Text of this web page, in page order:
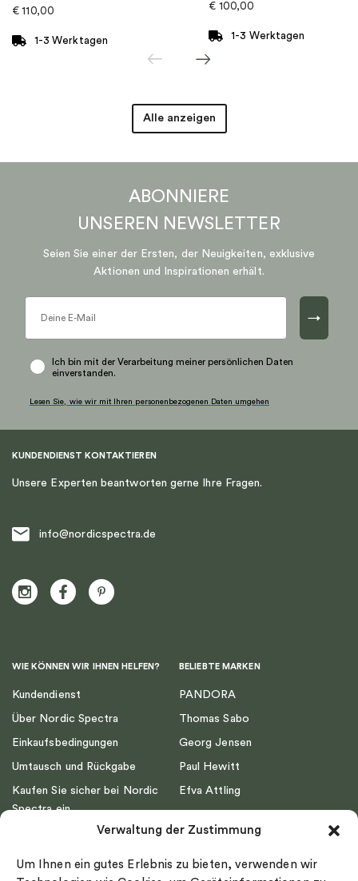
Verwaltung der Zustimmung
Um Ihnen ein gutes Erlebnis zu bieten, verwenden wir
€ 110,00
1-3 Werktagen
€ 100,00
1-3 Werktagen
Alle anzeigen
ABONNIERE
UNSEREN NEWSLETTER
Seien Sie einer der Ersten, der Neuigkeiten, exklusive
Aktionen und Inspirationen erhält.
→
Ich bin mit der Verarbeitung meiner persönlichen Daten
einverstanden.
Lesen Sie, wie wir mit Ihren personenbezogenen Daten umgehen
KUNDENDIENST KONTAKTIEREN
Unsere Experten beantworten gerne Ihre Fragen.
info@nordicspectra.de
WIE KÖNNEN WIR IHNEN HELFEN?
Kundendienst
Über Nordic Spectra
Einkaufsbedingungen
Umtausch und Rückgabe
Kaufen Sie sicher bei Nordic
Spectra ein
Impressum
BELIEBTE MARKEN
PANDORA
Thomas Sabo
Georg Jensen
Paul Hewitt
Efva Attling
Drakenberg Sjölin
Nordic Spectra